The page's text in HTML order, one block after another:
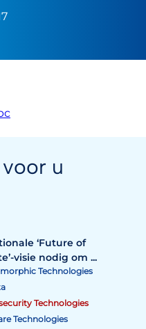
u
‘Future of
visie nodig om ...
Technologies
Technologies
Technologies